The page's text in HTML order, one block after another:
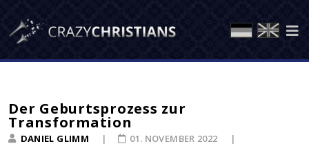
Der Geburtsprozess zur
Transformation
DANIEL GLIMM
01. NOVEMBER 2022